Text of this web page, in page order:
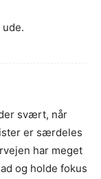
svært, når
er særdeles
har meget
og holde fokus